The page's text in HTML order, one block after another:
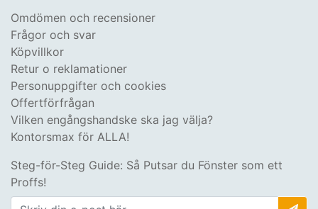
Omdömen och recensioner
Frågor och svar
Köpvillkor
Retur o reklamationer
Personuppgifter och cookies
Offertförfrågan
Vilken engångshandske ska jag välja?
Kontorsmax för ALLA!
Steg-för-Steg Guide: Så Putsar du Fönster som ett
Proffs!